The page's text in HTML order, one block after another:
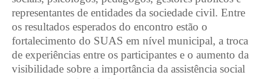
representantes de entidades da sociedade civil. Entre
os resultados esperados do encontro estão o
fortalecimento do SUAS em nível municipal, a troca
de experiências entre os participantes e o aumento da
visibilidade sobre a importância da assistência social